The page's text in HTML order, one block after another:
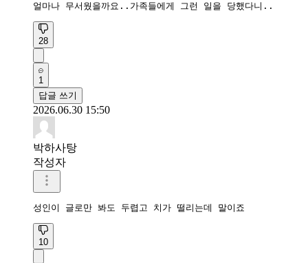
얼마나 무서웠을까요..가족들에게 그런 일을 당했다니..
28
1
답글 쓰기
2026.06.30 15:50
박하사탕
작성자
성인이 글로만 봐도 두렵고 치가 떨리는데 말이죠
10